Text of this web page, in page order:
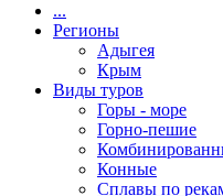
...
Регионы
Адыгея
Крым
Виды туров
Горы - море
Горно-пешие
Конные
Сплавы по